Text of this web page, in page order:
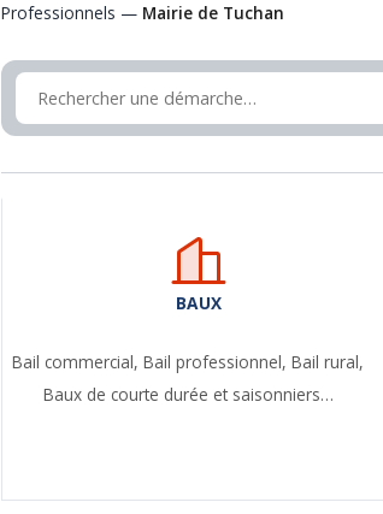
Professionnels — Mairie de Tuchan
BAUX
Bail commercial,Bail professionnel,Bail rural,
Baux de courte durée et saisonniers…